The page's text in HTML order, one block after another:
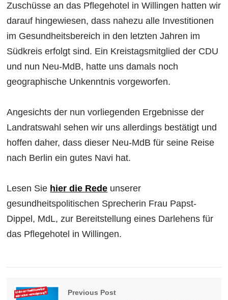
Zuschüsse an das Pflegehotel in Willingen hatten wir
darauf hingewiesen, dass nahezu alle Investitionen
im Gesundheitsbereich in den letzten Jahren im
Südkreis erfolgt sind. Ein Kreistagsmitglied der CDU
und nun Neu-MdB, hatte uns damals noch
geographische Unkenntnis vorgeworfen.
Angesichts der nun vorliegenden Ergebnisse der
Landratswahl sehen wir uns allerdings bestätigt und
hoffen daher, dass dieser Neu-MdB für seine Reise
nach Berlin ein gutes Navi hat.
Lesen Sie hier die Rede unserer
gesundheitspolitischen Sprecherin Frau Papst-
Dippel, MdL, zur Bereitstellung eines Darlehens für
das Pflegehotel in Willingen.
Previous Post